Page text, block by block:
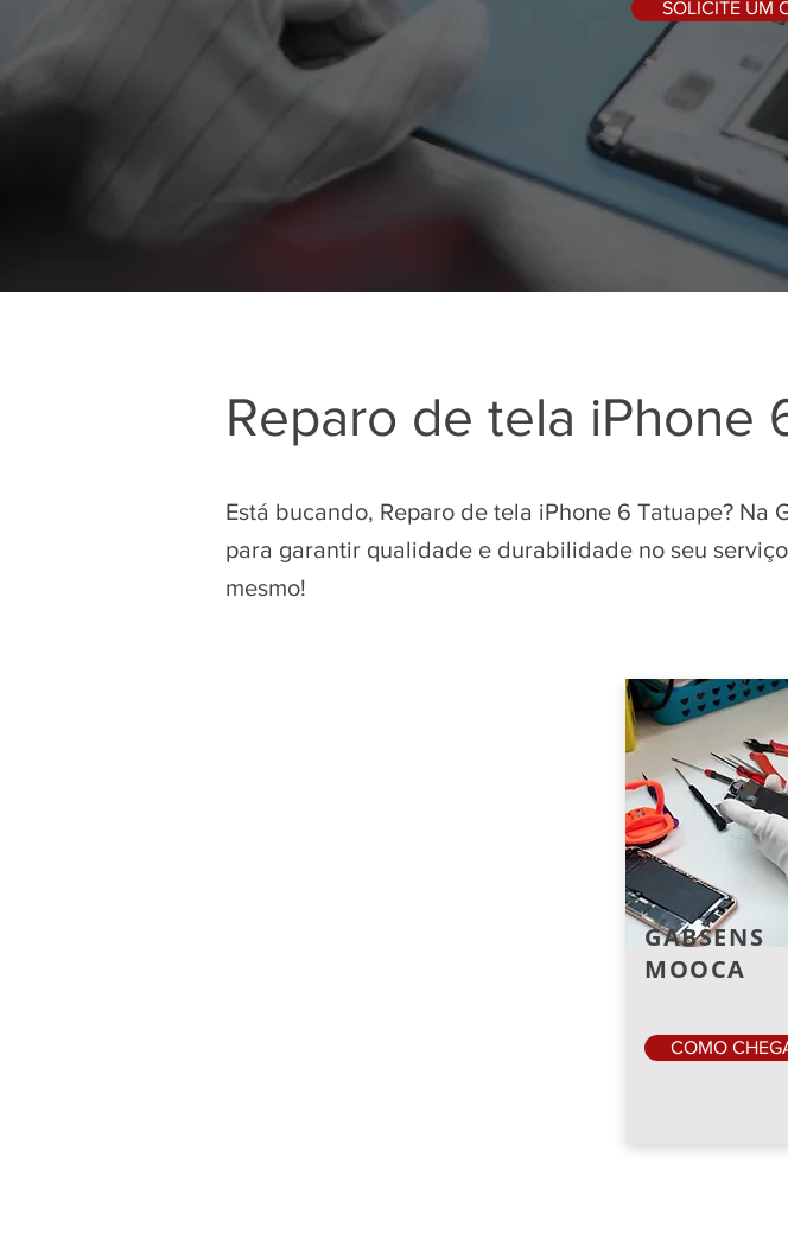
SOLICITE UM
Reparo de tela iPhone
Está bucando, Reparo de tela iPhone 6 Tatuape? Na
para garantir qualidade e durabilidade no seu
mesmo!
GABSENS
MOOCA
COMO